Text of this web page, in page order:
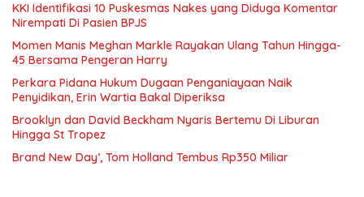
KKI Identifikasi 10 Puskesmas Nakes yang Diduga Komentar
Nirempati Di Pasien BPJS
Momen Manis Meghan Markle Rayakan Ulang Tahun Hingga-
45 Bersama Pengeran Harry
Perkara Pidana Hukum Dugaan Penganiayaan Naik
Penyidikan, Erin Wartia Bakal Diperiksa
Brooklyn dan David Beckham Nyaris Bertemu Di Liburan
Hingga St Tropez
Brand New Day’, Tom Holland Tembus Rp350 Miliar